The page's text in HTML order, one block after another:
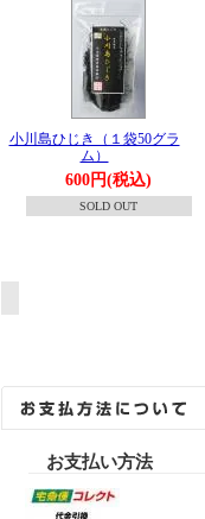
小川島ひじき（１袋50グラ
ム）
600円(税込)
SOLD OUT
お支払い方法